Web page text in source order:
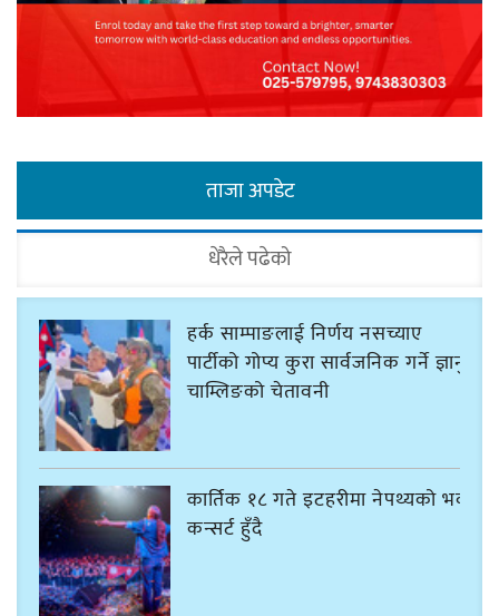
ताजा अपडेट
धेरैले पढेको
हर्क साम्पाङलाई निर्णय नसच्याए
पार्टीको गोप्य कुरा सार्वजनिक गर्ने ज्ञानु
चाम्लिङको चेतावनी
कार्तिक १८ गते इटहरीमा नेपथ्यको भव्य
कन्सर्ट हुँदै